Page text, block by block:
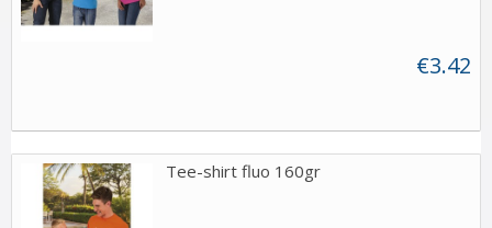
€3.42
Tee-shirt fluo 160gr